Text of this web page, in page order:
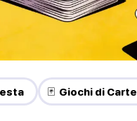
🃏 Giochi di Carte